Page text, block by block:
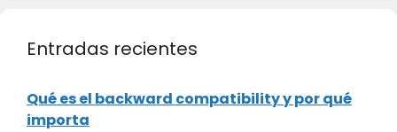
Entradas recientes
Qué es el backward compatibility y por qué
importa